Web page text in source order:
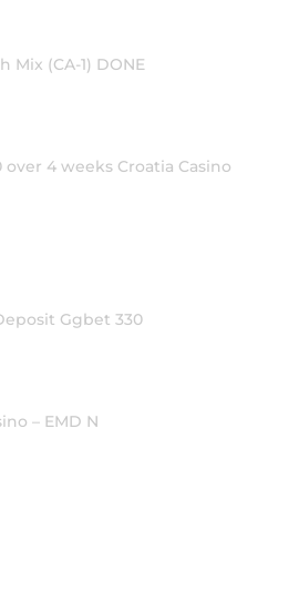
Mix (CA-1) DONE
over 4 weeks Croatia Casino
Ggbet 330
– EMD N